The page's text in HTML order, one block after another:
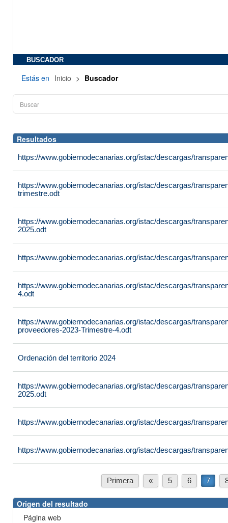
BUSCADOR
Estás en Inicio > Buscador
Resultados
https://www.gobiernodecanarias.org/istac/descargas/
https://www.gobiernodecanarias.org/istac/descargas/
trimestre.odt
https://www.gobiernodecanarias.org/istac/descargas/
2025.odt
https://www.gobiernodecanarias.org/istac/descargas/
https://www.gobiernodecanarias.org/istac/descargas/
4.odt
https://www.gobiernodecanarias.org/istac/descargas/
proveedores-2023-Trimestre-4.odt
Ordenación del territorio 2024
https://www.gobiernodecanarias.org/istac/descargas/
2025.odt
https://www.gobiernodecanarias.org/istac/descargas/
https://www.gobiernodecanarias.org/istac/descargas/
Primera « 5 6 7
Origen del resultado
Página web